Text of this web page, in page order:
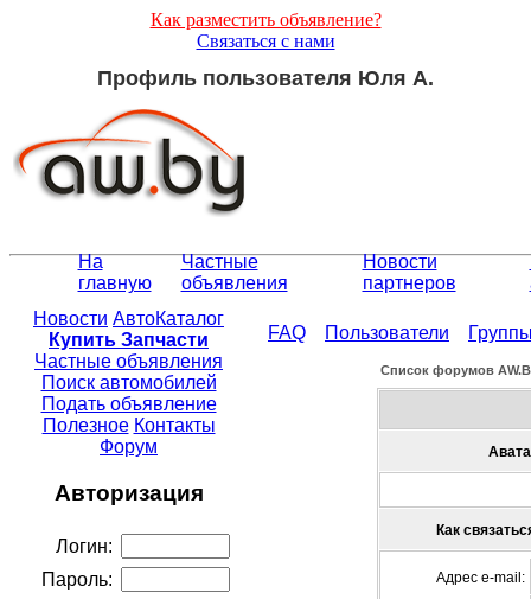
Как разместить объявление?
Связаться с нами
Профиль пользователя Юля А.
На
главную
Частные
объявления
Новости
партнеров
Новости АвтоКаталог
Купить Запчасти
Частные объявления
Поиск автомобилей
Подать объявление
Полезное Контакты
Форум
Авторизация
Логин:
Пароль:
FAQ Пользователи
Список форумов
Как
Адрес e-mail: